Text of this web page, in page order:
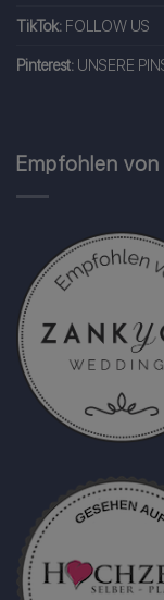
TikTok: FOLLOW US
Pinterest: UNSERE
Empfohlen von